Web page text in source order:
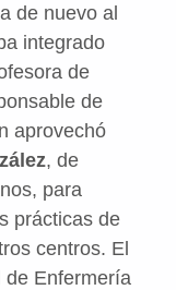
de nuevo al
integrado
de
de
aprovechó
, de
para
prácticas de
centros. El
de Enfermería